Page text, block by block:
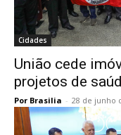
Cidades
União cede
projetos de
Por Brasilia - 28 de junho